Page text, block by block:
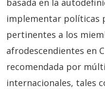
basada en la
implementar políticas
pertinentes a los
afrodescendientes en
recomendada por
internacionales, tales